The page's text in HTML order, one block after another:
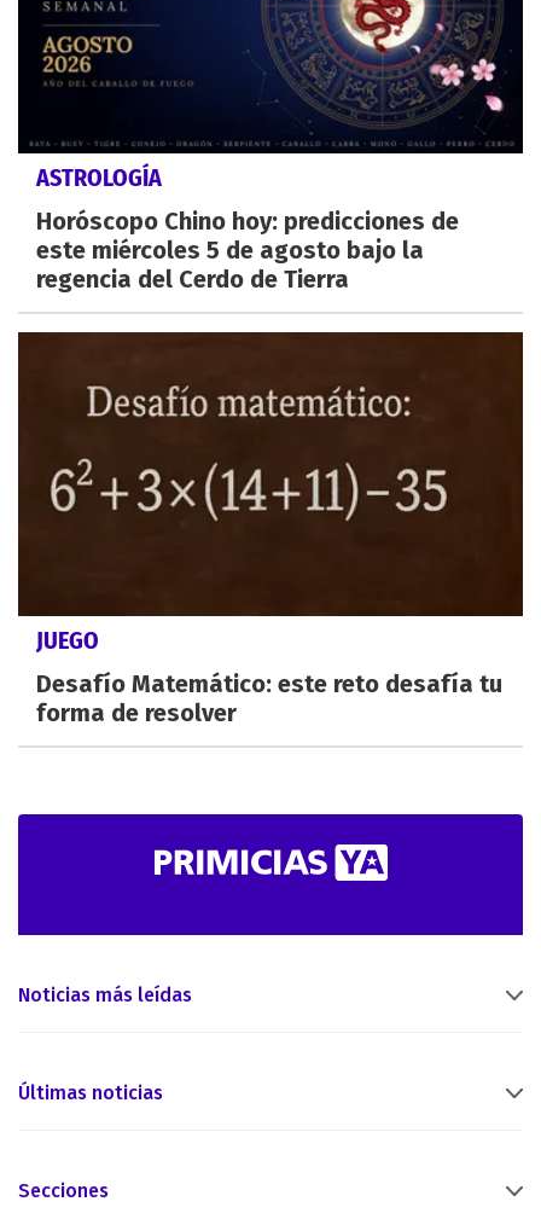
ASTROLOGÍA
Horóscopo Chino hoy: predicciones de
este miércoles 5 de agosto bajo la
regencia del Cerdo de Tierra
JUEGO
Desafío Matemático: este reto desafía tu
forma de resolver
Noticias más leídas
Últimas noticias
Secciones